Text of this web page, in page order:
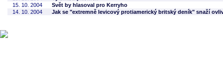
15. 10. 2004
Svět by hlasoval pro Kerryho
14. 10. 2004
Jak se "extremně levicový protiamerický britský deník" snaží